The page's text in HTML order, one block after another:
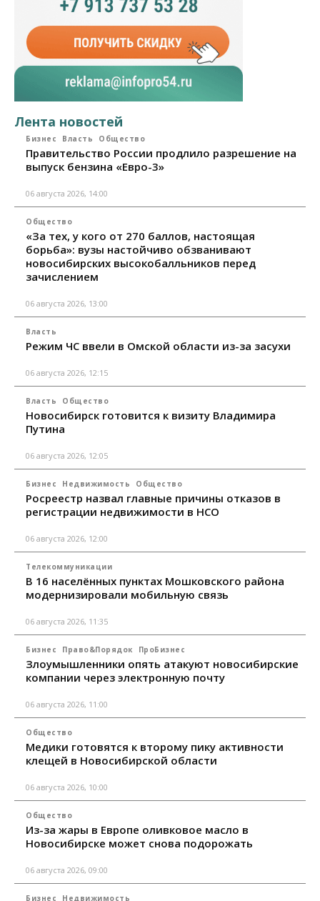
Лента новостей
Бизнес Власть Общество
Правительство России продлило разрешение на
выпуск бензина «Евро-3»
06 августа 2026, 14:00
Общество
«За тех, у кого от 270 баллов, настоящая
борьба»: вузы настойчиво обзванивают
новосибирских высокобалльников перед
зачислением
06 августа 2026, 13:00
Власть
Режим ЧС ввели в Омской области из-за засухи
06 августа 2026, 12:15
Власть Общество
Новосибирск готовится к визиту Владимира
Путина
06 августа 2026, 12:05
Бизнес Недвижимость Общество
Росреестр назвал главные причины отказов в
регистрации недвижимости в НСО
06 августа 2026, 12:00
Телекоммуникации
В 16 населённых пунктах Мошковского района
модернизировали мобильную связь
06 августа 2026, 11:35
Бизнес Право&Порядок ПроБизнес
Злоумышленники опять атакуют новосибирские
компании через электронную почту
06 августа 2026, 11:00
Общество
Медики готовятся к второму пику активности
клещей в Новосибирской области
06 августа 2026, 10:00
Общество
Из-за жары в Европе оливковое масло в
Новосибирске может снова подорожать
06 августа 2026, 09:00
Бизнес Недвижимость